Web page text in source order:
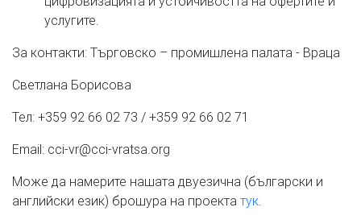
услугите.
За контакти: Търговско – промишлена палата - Враца
Светлана Борисова
Тел: +359 92 66 02 73 / +359 92 66 02 71
Email: cci-vr@cci-vratsa.org
Може да намерите нашата двуезична (български и
английски език) брошура на проекта тук